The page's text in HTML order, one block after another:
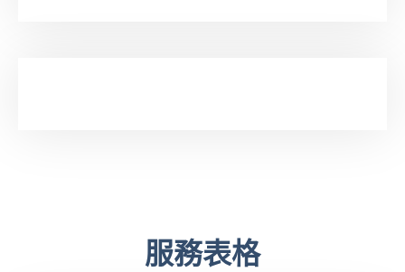
服務表格